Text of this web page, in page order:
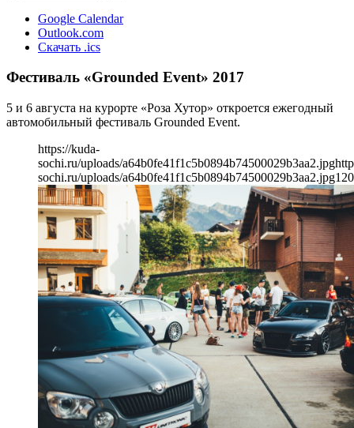
Google Calendar
Outlook.com
Скачать .ics
Фестиваль «Grounded Event» 2017
5 и 6 августа на курорте «Роза Хутор» откроется ежегодный
автомобильный фестиваль Grounded Event.
https://kuda-
sochi.ru/uploads/a64b0fe41f1c5b0894b74500029b3aa2.jpg
sochi.ru/uploads/a64b0fe41f1c5b0894b74500029b3aa2.jpg